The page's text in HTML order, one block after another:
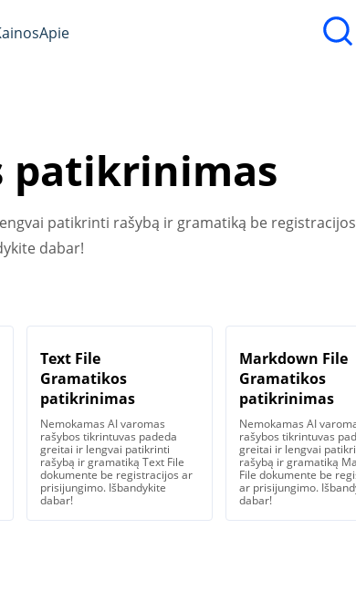
Apie
patikrinimas
patikrinti rašybą ir gramatiką be
dabar!
Text File
Gramatikos
patikrinimas
Nemokamas AI varomas
rašybos tikrintuvas padeda
greitai ir lengvai patikrinti
rašybą ir gramatiką Text File
dokumente be registracijos ar
prisijungimo. Išbandykite
dabar!
Markdown File
Gramatikos
patikrinimas
Nemokamas AI
rašybos tikrintuvas
greitai ir lengvai
rašybą ir gramatiką
File dokumente be
ar prisijungimo.
dabar!